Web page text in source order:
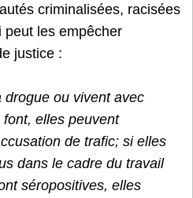
criminalisées, racisées
peut les empêcher
justice :
ou vivent avec
elles peuvent
de trafic; si elles
dans le cadre du travail
séropositives, elles